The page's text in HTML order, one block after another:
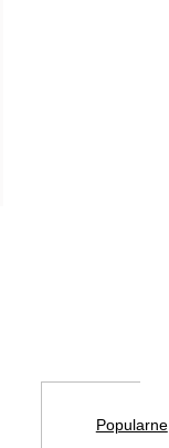
Popularne